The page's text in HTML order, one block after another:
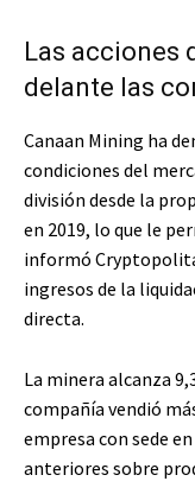
Las acciones
delante las
Canaan Mining ha
condiciones del
división desde la
en 2019, lo que le
informó
ingresos de la
directa.
La minera alcanza
compañía vendió
empresa con sede
anteriores sobre